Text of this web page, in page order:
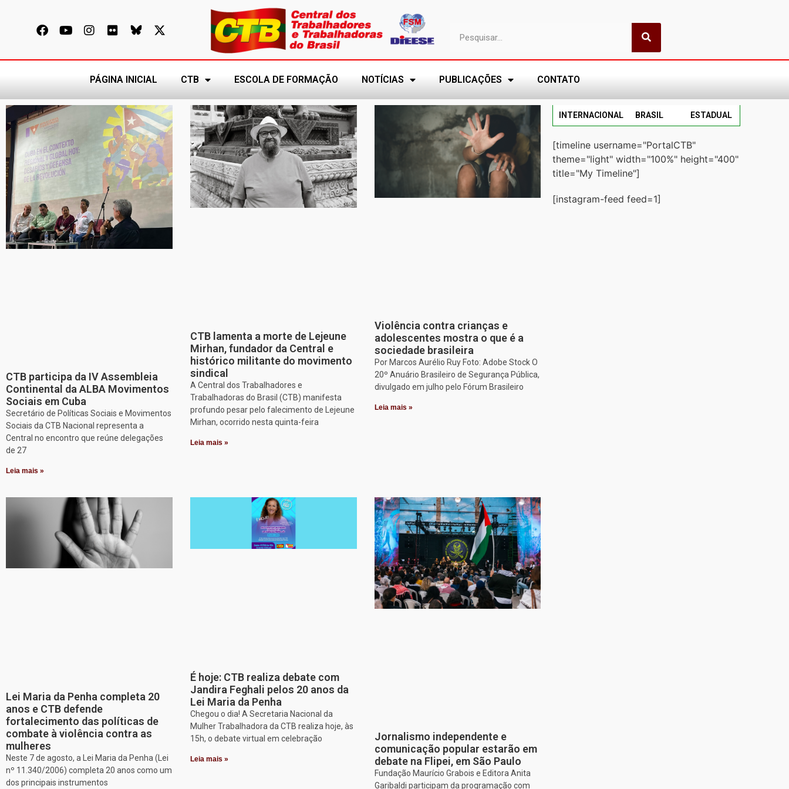
PÁGINA INICIAL CTB ESCOLA DE FORMAÇÃO NOTÍCIAS PUBLICAÇÕES CONTATO
CTB participa da IV Assembleia
Continental da ALBA Movimentos
Sociais em Cuba
Secretário de Políticas Sociais e Movimentos
Sociais da CTB Nacional representa a
Central no encontro que reúne delegações
de 27
Leia mais »
CTB lamenta a morte de Lejeune
Mirhan, fundador da Central e
histórico militante do movimento
sindical
A Central dos Trabalhadores e
Trabalhadoras do Brasil (CTB) manifesta
profundo pesar pelo falecimento de Lejeune
Mirhan, ocorrido nesta quinta-feira
Leia mais »
Violência contra crianças e
adolescentes mostra o que é a
sociedade brasileira
Por Marcos Aurélio Ruy Foto: Adobe Stock O
20º Anuário Brasileiro de Segurança Pública,
divulgado em julho pelo Fórum Brasileiro
Leia mais »
Lei Maria da Penha completa 20
anos e CTB defende
fortalecimento das políticas de
combate à violência contra as
mulheres
Neste 7 de agosto, a Lei Maria da Penha (Lei
nº 11.340/2006) completa 20 anos como um
dos principais instrumentos
É hoje: CTB realiza debate com
Jandira Feghali pelos 20 anos da
Lei Maria da Penha
Chegou o dia! A Secretaria Nacional da
Mulher Trabalhadora da CTB realiza hoje, às
15h, o debate virtual em celebração
Leia mais »
Jornalismo independente e
comunicação popular estarão em
debate na Flipei, em São Paulo
Fundação Maurício Grabois e Editora Anita
Garibaldi participam da programação com
INTERNACIONAL BRASIL ESTADUAL
[timeline username="PortalCTB"
theme="light" width="100%" height="400"
title="My Timeline"]
[instagram-feed feed=1]